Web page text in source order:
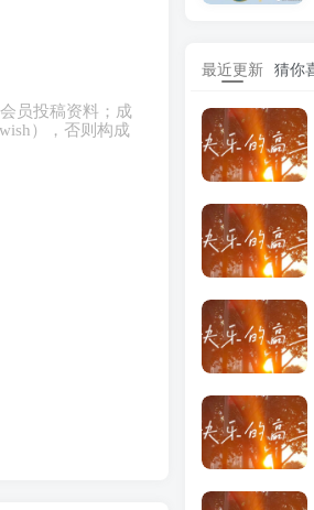
有能力的，他
发展大有裨
员投稿资料；成
），否则构成
最近更新 猜你